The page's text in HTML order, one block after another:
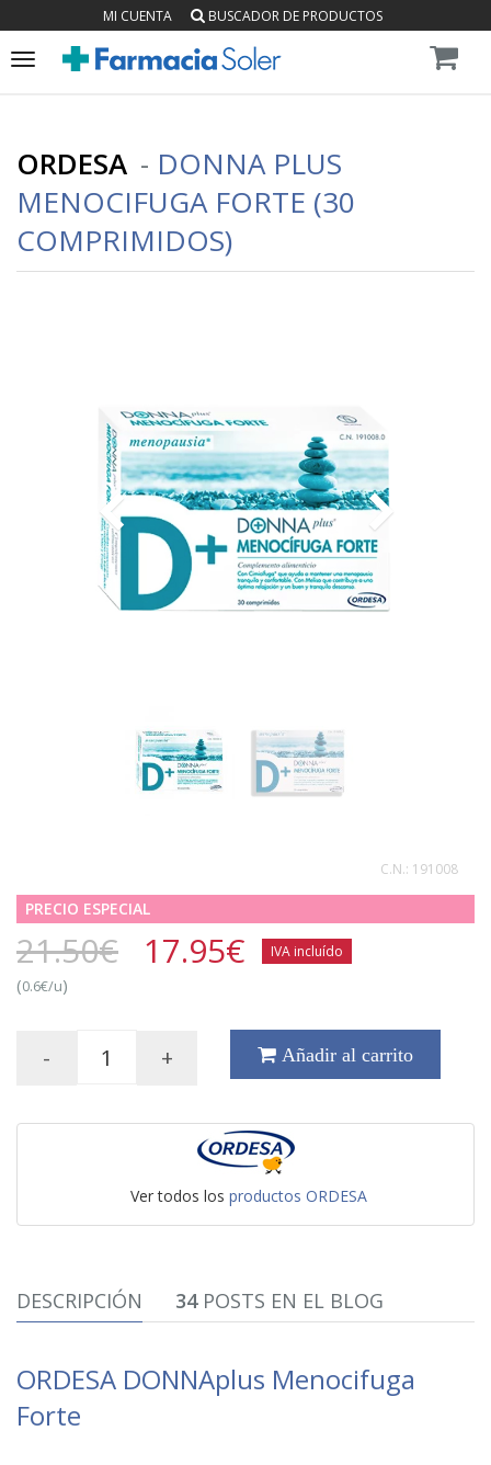
MI CUENTA BUSCADOR DE PRODUCTOS
Toggle
ORDESA - DONNA PLUS
MENOCIFUGA FORTE (30
COMPRIMIDOS)
C.N.: 191008
PRECIO ESPECIAL
21.50€ 17.95€ IVA incluído
(0.6€/u)
- + Añadir al carrito
Ver todos los productos ORDESA
DESCRIPCIÓN 34POSTS EN EL BLOG
ORDESA DONNAplus Menocifuga
Forte